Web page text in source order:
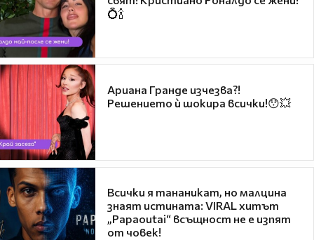
💍🍾
Ариана Гранде изчезва?!
Решението ѝ шокира всички!😯💥
Всички я тананикат, но малцина
знаят истината: VIRAL хитът
„Papaoutai“ всъщност не е изпят
от човек!